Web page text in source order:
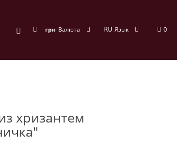
грн Валюта Язык 0
хризантем